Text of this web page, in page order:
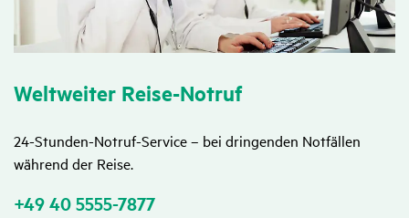
Welt­weiter Reise-Notruf
24-Stunden-Notruf-Service – bei dringenden Notfällen
während der Reise.
+49 40 5555-7877